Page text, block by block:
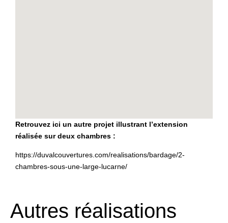
Retrouvez ici un autre projet illustrant l’extension
réalisée sur deux chambres :
https://duvalcouvertures.com/realisations/bardage/2-
chambres-sous-une-large-lucarne/
Autres réalisations